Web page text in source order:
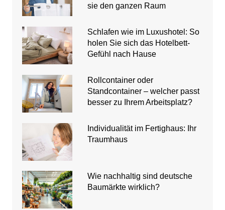
sie den ganzen Raum
Schlafen wie im Luxushotel: So
holen Sie sich das Hotelbett-
Gefühl nach Hause
Rollcontainer oder
Standcontainer – welcher passt
besser zu Ihrem Arbeitsplatz?
Individualität im Fertighaus: Ihr
Traumhaus
Wie nachhaltig sind deutsche
Baumärkte wirklich?